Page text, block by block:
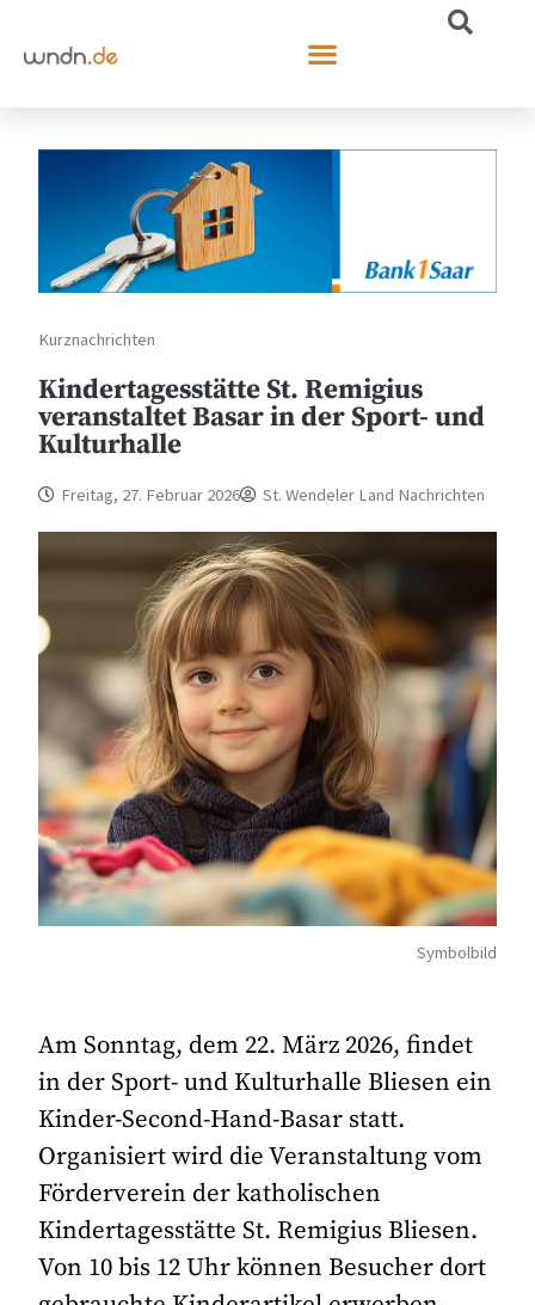
Kurznachrichten
Kindertagesstätte St. Remigius
veranstaltet Basar in der Sport- und
Kulturhalle
Freitag, 27. Februar 2026 St. Wendeler Land Nachrichten
Symbolbild
Am Sonntag, dem 22. März 2026, findet
in der Sport- und Kulturhalle Bliesen ein
Kinder-Second-Hand-Basar statt.
Organisiert wird die Veranstaltung vom
Förderverein der katholischen
Kindertagesstätte St. Remigius Bliesen.
Von 10 bis 12 Uhr können Besucher dort